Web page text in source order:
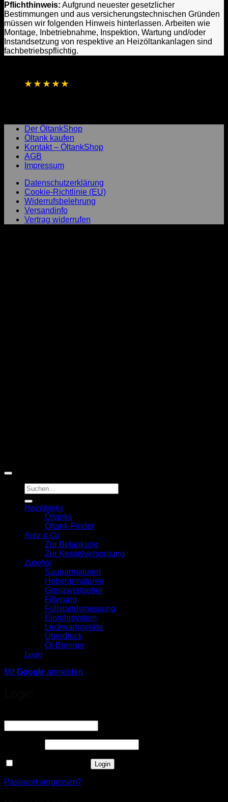
Pflichthinweis: Aufgrund neuester gesetzlicher
Bestimmungen und aus versicherungstechnischen Gründen
müssen wir folgenden Hinweis hinterlassen. Arbeiten wie
Montage, Inbetriebnahme, Inspektion, Wartung und/oder
Instandsetzung von respektive an Heizöltankanlagen sind
fachbetriebspflichtig.
★★★★★
Der ÖltankShop
Öltank kaufen
Kontakt – ÖltankShop
AGB
Impressum
Datenschutzerklärung
Cookie-Richtlinie (EU)
Widerrufsbelehrung
Versandinfo
Vertrag widerrufen
Suche
nach:
Heizöltanks
Öltanks
Öltank-Finder
Rohr & Co
Zur Betankung
Zur Kesselversorgung
Zubehör
Saugarmaturen
Heberarmaturen
Grenzwertgeber
Filterung
Füllstandsmessung
Einrohrsystem
Leckwarngeräte
Überdruck
Öl-Brenner
Login
MitGoogle anmelden
Login
Passwort vergessen?